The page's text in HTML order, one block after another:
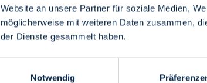
Website an unsere Partner für soziale Medien,
möglicherweise mit weiteren Daten zusammen,
der Dienste gesammelt haben.
Notwendig